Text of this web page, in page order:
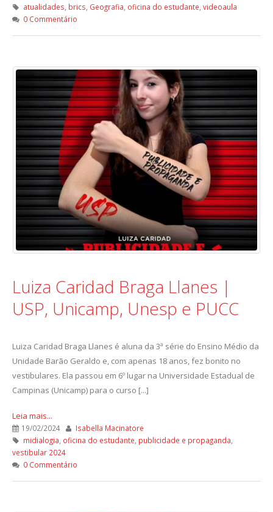
atualidades brics Geografia oficina do estudante videoaula
0 Commentário
Luiza Caridad Braga Llanes |
USP, Unicamp, Unesp e PUCC
Luiza Caridad Braga Llanes é aluna da 3ª série do Ensino Médio da
Unidade Barão Geraldo e, com apenas 18 anos, fez bonito no
vestibulares. Ela passou em 6º lugar na Universidade Estadual de
Campinas (Unicamp) para o curso [...]
Leia mais...
19/02/2024
Isabella Macinatore
midialogia oficina do estudante publicidade e propaganda
vestibular 2024
0 Commentário